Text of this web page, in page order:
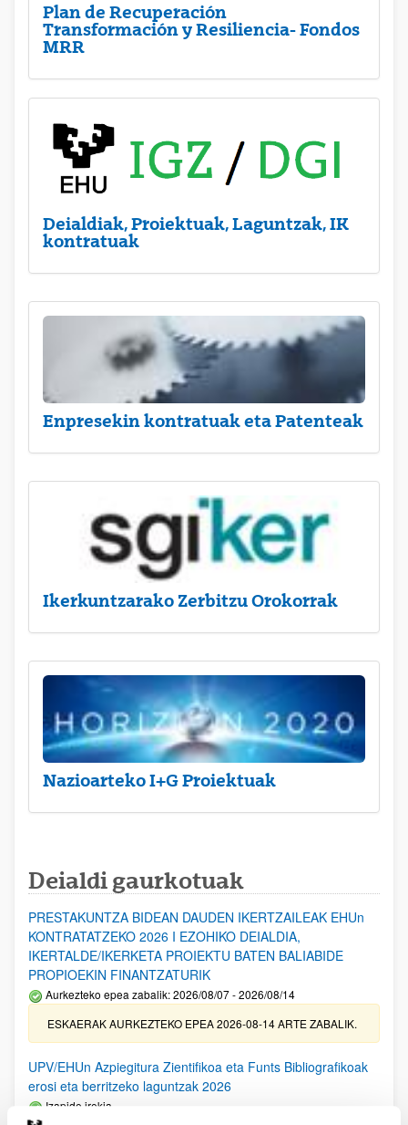
Plan de Recuperación
Transformación y Resiliencia- Fondos
MRR
Deialdiak, Proiektuak, Laguntzak, IK
kontratuak
Enpresekin kontratuak eta Patenteak
Ikerkuntzarako Zerbitzu Orokorrak
Nazioarteko I+G Proiektuak
Deialdi gaurkotuak
PRESTAKUNTZA BIDEAN DAUDEN IKERTZAILEAK EHUn
KONTRATATZEKO 2026 I EZOHIKO DEIALDIA,
IKERTALDE/IKERKETA PROIEKTU BATEN BALIABIDE
PROPIOEKIN FINANTZATURIK
Aurkezteko epea zabalik: 2026/08/07 - 2026/08/14
ESKAERAK AURKEZTEKO EPEA 2026-08-14 ARTE ZABALIK.
UPV/EHUn Azpiegitura Zientifikoa eta Funts Bibliografikoak
erosi eta berritzeko laguntzak 2026
Izapide irekia